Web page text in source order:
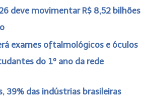
deve movimentar R$ 8,52 bilhões
exames oftalmológicos e óculos
do 1º ano da rede
39% das indústrias brasileiras